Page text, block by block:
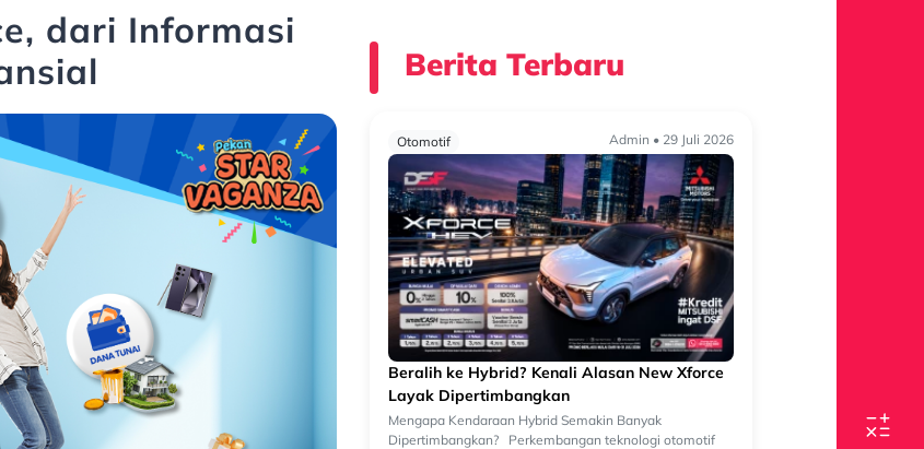
dari Informasi
Berita Terbaru
Otomotif Admin • 29 Juli 2026
Beralih ke Hybrid? Kenali Alasan New Xforce
Layak Dipertimbangkan
Mengapa Kendaraan Hybrid Semakin Banyak
Dipertimbangkan? Perkembangan teknologi otomotif